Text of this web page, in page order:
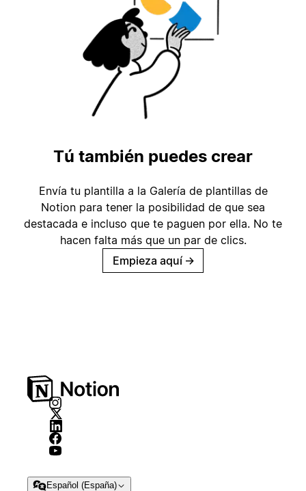
Tú también puedes crear
Envía tu plantilla a la Galería de plantillas de
Notion para tener la posibilidad de que sea
destacada e incluso que te paguen por ella. No te
hacen falta más que un par de clics.
Empieza aquí →
Español (España)